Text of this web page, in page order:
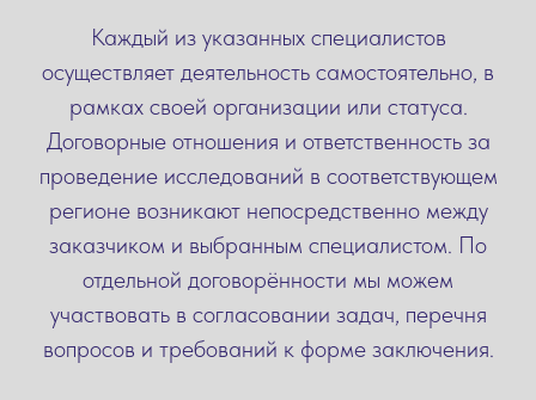
Каждый из указанных специалистов
осуществляет деятельность самостоятельно, в
рамках своей организации или статуса.
Договорные отношения и ответственность за
проведение исследований в соответствующем
регионе возникают непосредственно между
заказчиком и выбранным специалистом. По
отдельной договорённости мы можем
участвовать в согласовании задач, перечня
вопросов и требований к форме заключения.